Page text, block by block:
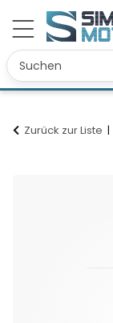
Zurück zur Liste